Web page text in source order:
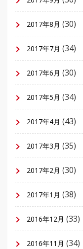
2017年8月 (30)
2017年7月 (34)
2017年6月 (30)
2017年5月 (34)
2017年4月 (43)
2017年3月 (35)
2017年2月 (30)
2017年1月 (38)
2016年12月 (33)
2016年11月 (34)